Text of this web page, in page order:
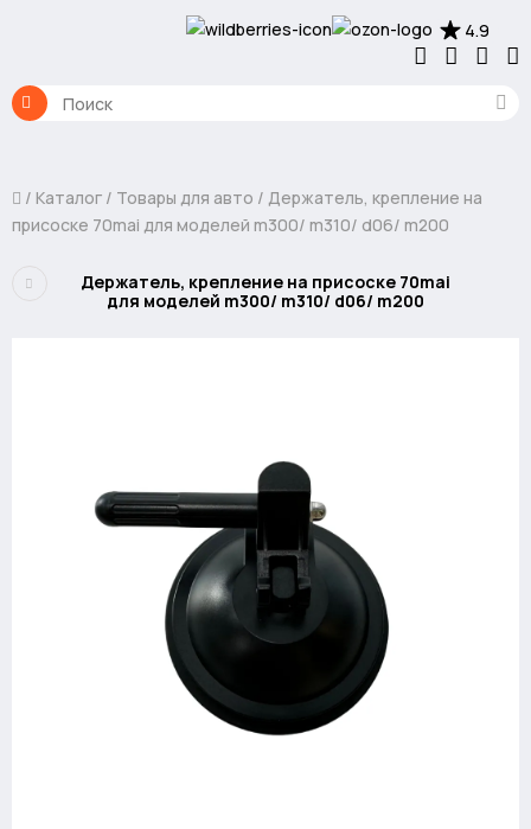
4.9
Каталог Товары для авто
Держатель, крепление на
присоске 70mai для моделей m300/ m310/ d06/ m200
Держатель, крепление на присоске 70mai
для моделей m300/ m310/ d06/ m200